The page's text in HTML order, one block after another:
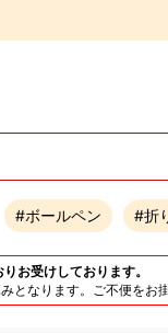
#ボールペン #折
お受けしております。
となります。ご不便を